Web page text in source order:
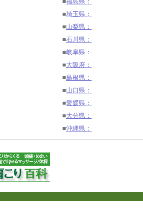
■埼玉県：
■山梨県：
■石川県：
■岐阜県：
■大阪府：
■島根県：
■山口県：
■愛媛県：
■大分県：
■沖縄県：